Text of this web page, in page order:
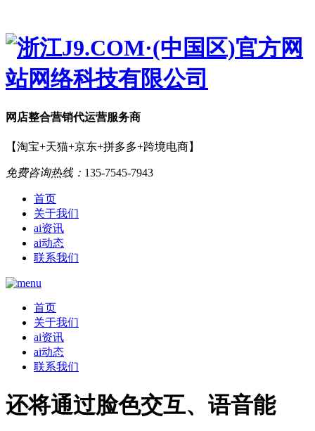
网店整合营销代运营服务商
【淘宝+天猫+京东+拼多多+跨境电商】
免费咨询热线： 135-7545-7943
首页
关于我们
ai资讯
ai动态
联系我们
首页
关于我们
ai资讯
ai动态
联系我们
还将通过脸色交互、语音能